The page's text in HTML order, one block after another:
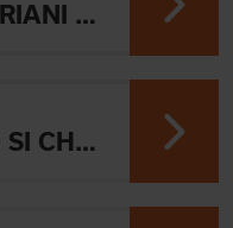
LA MEDAGLIA DI MARIANI E QUEL RICORDO CHE NON SVANISCE.
TRAIL-O: L'EUROPEO SI CHIUDE CON L'ARGENTO JUNIOR, IL 4° PARALIMPICO E 5° OPEN